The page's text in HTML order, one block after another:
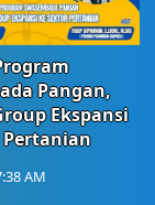
Pangan,
Ekspansi
Pertanian
AM